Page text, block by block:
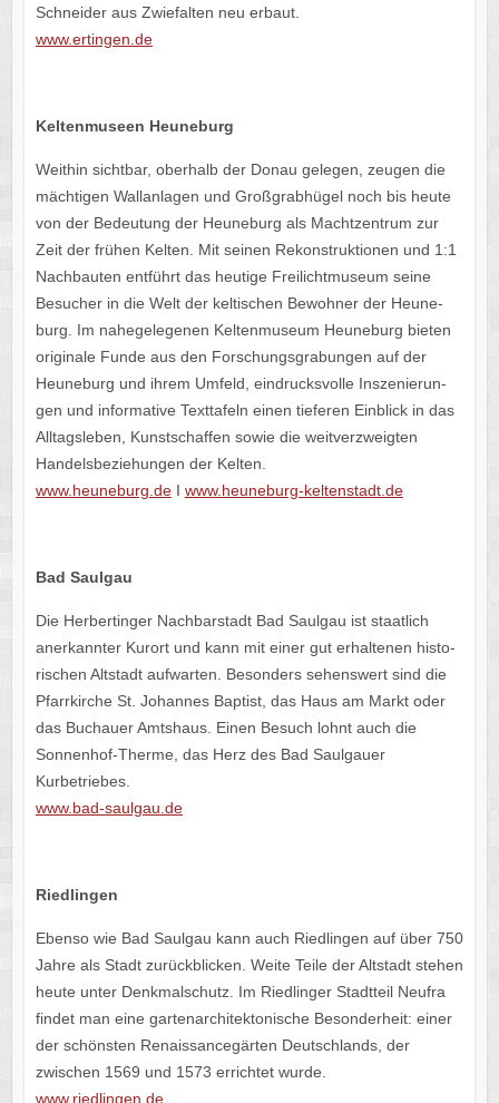
Schnei­der aus Zwie­fal­ten neu erbaut.
www​.ertin​gen​.de
Kelten­mu­seen Heuneburg
Weit­hin sicht­bar, ober­halb der Donau gele­gen, zeugen die
mäch­ti­gen Wall­an­la­gen und Groß­grab­hü­gel noch bis heute
von der Bedeu­tung der Heune­burg als Macht­zen­trum zur
Zeit der frühen Kelten. Mit seinen Rekon­struk­tio­nen und 1:1
Nach­bau­ten entführt das heutige Frei­licht­mu­seum seine
Besu­cher in die Welt der kelti­schen Bewoh­ner der Heune­
burg. Im nahe­ge­le­ge­nen Kelten­mu­seum Heune­burg bieten
origi­nale Funde aus den Forschungs­gra­bun­gen auf der
Heune­burg und ihrem Umfeld, eindrucks­volle Insze­nie­run­
gen und infor­ma­tive Text­ta­feln einen tiefe­ren Einblick in das
Alltags­le­ben, Kunst­schaf­fen sowie die weit­ver­zweig­ten
Handels­be­zie­hun­gen der Kelten.
www​.heune​burg​.deI www​.heune​burg​-kelten​stadt​.de
Bad Saul­gau
Die Herber­tin­ger Nach­bar­stadt Bad Saul­gau ist staat­lich
aner­kann­ter Kurort und kann mit einer gut erhal­te­nen histo­
ri­schen Altstadt aufwar­ten. Beson­ders sehens­wert sind die
Pfarr­kir­che St. Johan­nes Baptist, das Haus am Markt oder
das Buch­auer Amts­haus. Einen Besuch lohnt auch die
Sonnen­hof-Therme, das Herz des Bad Saul­gauer
Kurbetriebes.
www​.bad​-saul​gau​.de
Ried­lin­gen
Ebenso wie Bad Saul­gau kann auch Ried­lin­gen auf über 750
Jahre als Stadt zurück­bli­cken. Weite Teile der Altstadt stehen
heute unter Denk­mal­schutz. Im Ried­lin­ger Stadt­teil Neufra
findet man eine garten­ar­chi­tek­to­ni­sche Beson­der­heit: einer
der schöns­ten Renais­sance­gär­ten Deutsch­lands, der
zwischen 1569 und 1573 errich­tet wurde.
www​.ried​lin​gen​.de